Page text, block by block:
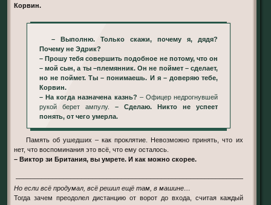
Корвин.
– Выполню. Только скажи, почему я, дядя?
Почему не Эдрик?
– Прошу тебя совершить подобное не потому, что он
– мой сын, а ты –племянник. Он не поймет – сделает,
но не поймет. Ты – понимаешь. И я – доверяю тебе,
Корвин.
– На когда назначена казнь? – Офицер недрогнувшей
рукой берет ампулу. – Сделаю. Никто не успеет
понять, от чего умерла.
Память об ушедших – как проклятие. Невозможно принять, что их
нет, что воспоминания это всё, что ему осталось.
– Виктор зи Британия, вы умрете. И как можно скорее.
Но если всё продумал, всё решил ещё там, в машине…
Тогда зачем преодолел дистанцию от ворот до входа, считая каждый